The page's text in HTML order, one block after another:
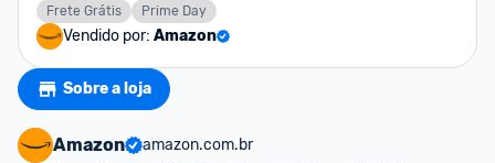
Frete Grátis Prime Day
Vendido por: Amazon
Sobre a loja
Amazon
amazon.com.br